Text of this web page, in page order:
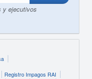
y ejecutivos
Registro Impagos RAI